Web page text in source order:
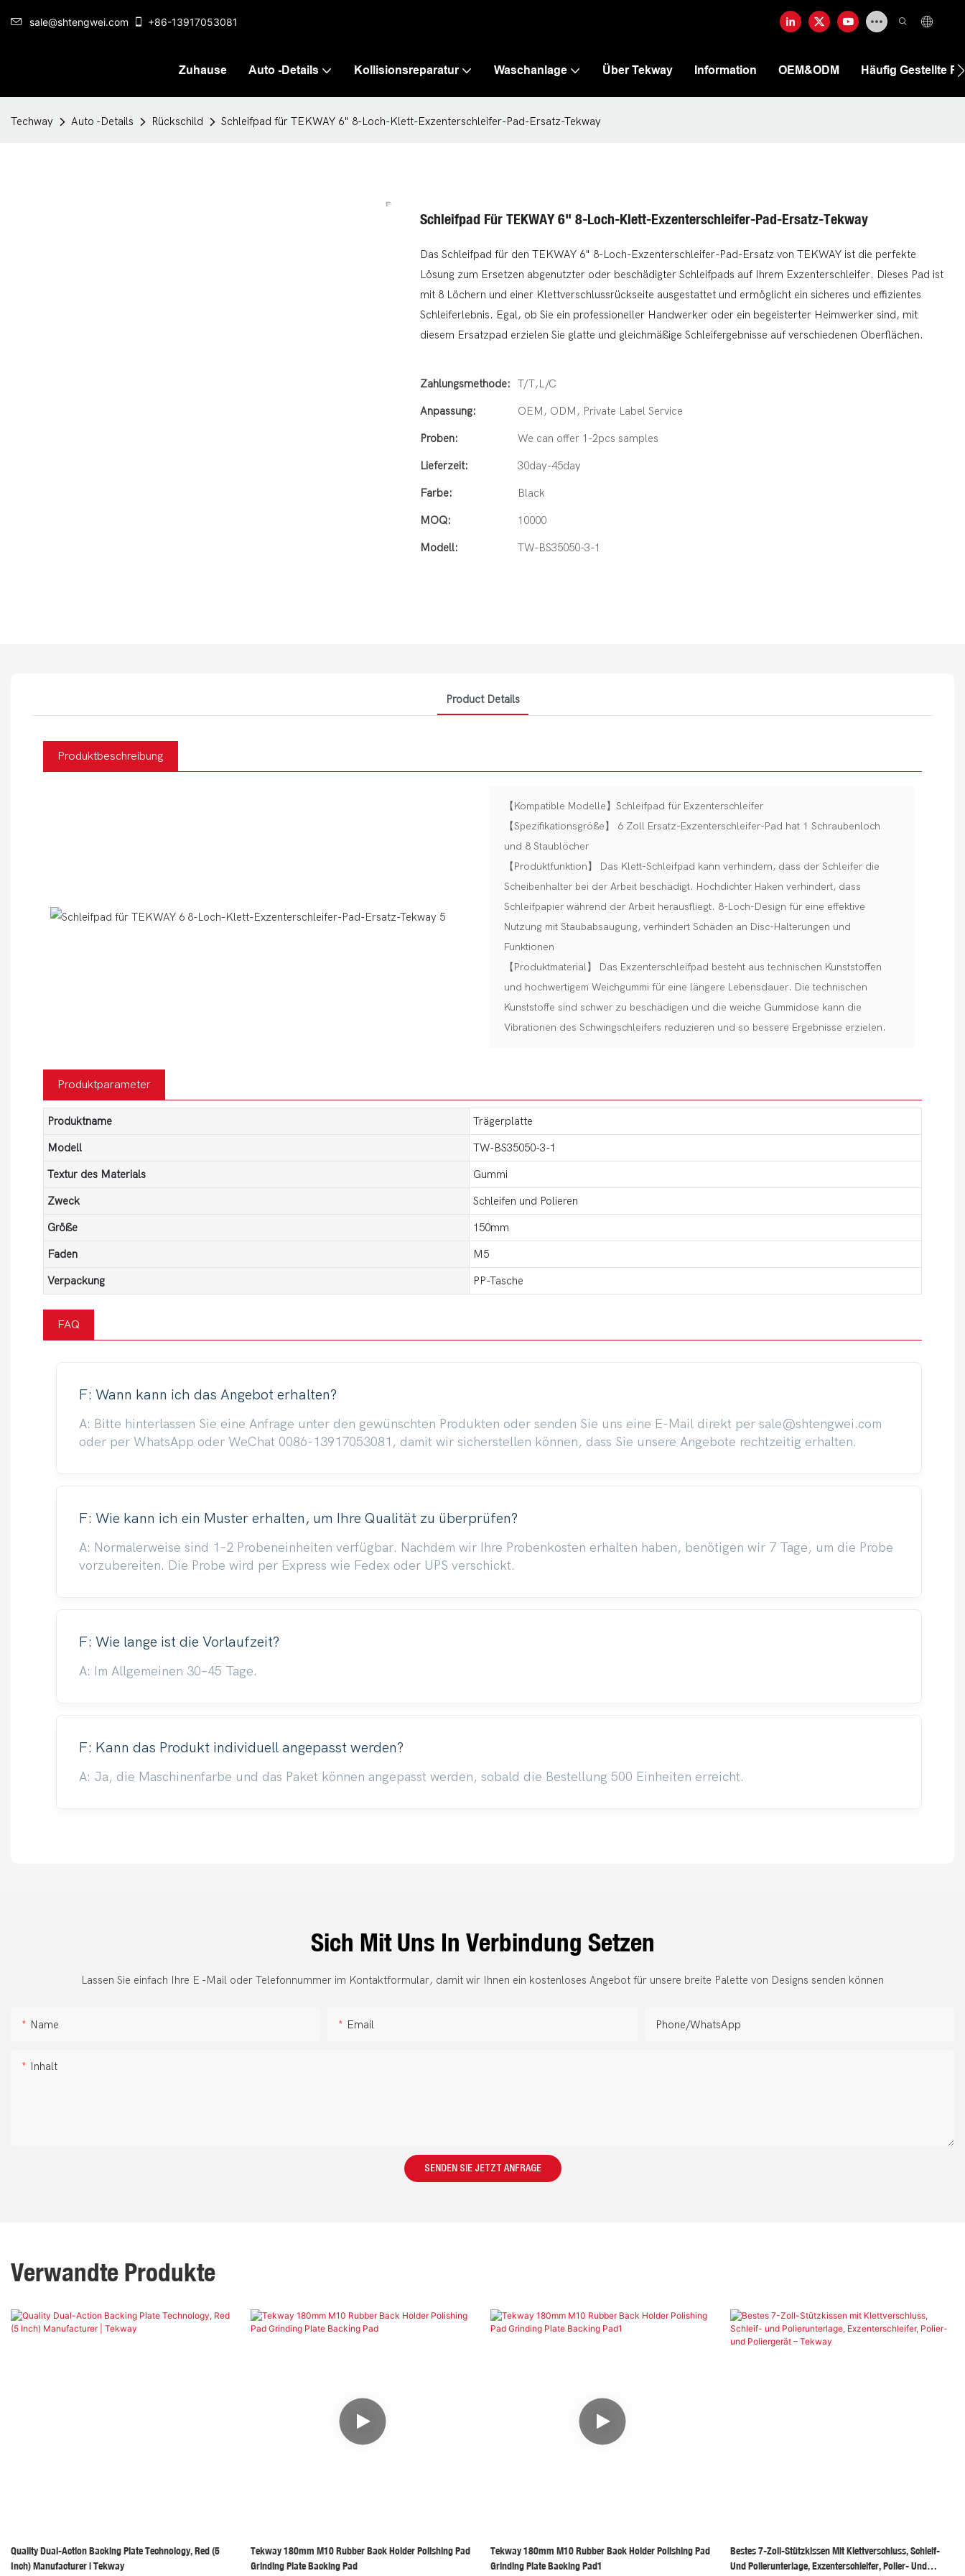
sale@shtengwei.com +86-13917053081
Zuhause Auto -Details Kollisionsreparatur Waschanlage Über Tekway Information OEM&ODM Häufig Gestellte
Techway Auto -Details Rückschild Schleifpad für TEKWAY 6" 8-Loch-Klett-Exzenterschleifer-Pad-Ersatz-Tekway
Schleifpad Für TEKWAY 6" 8-Loch-Klett-Exzenterschleifer-Pad-Ersatz-Tekway
Das Schleifpad für den TEKWAY 6" 8-Loch-Exzenterschleifer-Pad-Ersatz von TEKWAY ist die perfekte
Lösung zum Ersetzen abgenutzter oder beschädigter Schleifpads auf Ihrem Exzenterschleifer. Dieses Pad ist
mit 8 Löchern und einer Klettverschlussrückseite ausgestattet und ermöglicht ein sicheres und effizientes
Schleiferlebnis. Egal, ob Sie ein professioneller Handwerker oder ein begeisterter Heimwerker sind, mit
diesem Ersatzpad erzielen Sie glatte und gleichmäßige Schleifergebnisse auf verschiedenen Oberflächen.
Zahlungsmethode: T/T,L/C
Anpassung: OEM, ODM, Private Label Service
Proben: We can offer 1-2pcs samples
Lieferzeit: 30day-45day
Farbe: Black
MOQ: 10000
Modell: TW-BS35050-3-1
Product Details
Produktbeschreibung
【Kompatible Modelle】Schleifpad für Exzenterschleifer
【Spezifikationsgröße】 6 Zoll Ersatz-Exzenterschleifer-Pad hat 1 Schraubenloch
und 8 Staublöcher
【Produktfunktion】 Das Klett-Schleifpad kann verhindern, dass der Schleifer die
Scheibenhalter bei der Arbeit beschädigt. Hochdichter Haken verhindert, dass
Schleifpapier während der Arbeit herausfliegt. 8-Loch-Design für eine effektive
Nutzung mit Staubabsaugung, verhindert Schäden an Disc-Halterungen und
Funktionen
【Produktmaterial】 Das Exzenterschleifpad besteht aus technischen Kunststoffen
und hochwertigem Weichgummi für eine längere Lebensdauer. Die technischen
Kunststoffe sind schwer zu beschädigen und die weiche Gummidose kann die
Vibrationen des Schwingschleifers reduzieren und so bessere Ergebnisse erzielen.
Produktparameter
Produktname Trägerplatte
Modell TW-BS35050-3-1
Textur des Materials Gummi
Zweck Schleifen und Polieren
Größe 150mm
Faden M5
Verpackung PP-Tasche
FAQ
F: Wann kann ich das Angebot erhalten?
A: Bitte hinterlassen Sie eine Anfrage unter den gewünschten Produkten oder senden Sie uns eine E-Mail direkt per sale@shtengwei.com
oder per WhatsApp oder WeChat 0086-13917053081, damit wir sicherstellen können, dass Sie unsere Angebote rechtzeitig erhalten.
F: Wie kann ich ein Muster erhalten, um Ihre Qualität zu überprüfen?
A: Normalerweise sind 1–2 Probeneinheiten verfügbar. Nachdem wir Ihre Probenkosten erhalten haben, benötigen wir 7 Tage, um die Probe
vorzubereiten. Die Probe wird per Express wie Fedex oder UPS verschickt.
F: Wie lange ist die Vorlaufzeit?
A: Im Allgemeinen 30–45 Tage.
F: Kann das Produkt individuell angepasst werden?
A: Ja, die Maschinenfarbe und das Paket können angepasst werden, sobald die Bestellung 500 Einheiten erreicht.
Sich Mit Uns In Verbindung Setzen
Lassen Sie einfach Ihre E -Mail oder Telefonnummer im Kontaktformular, damit wir Ihnen ein kostenloses Angebot für unsere breite Palette von Designs senden können
Name Email Phone/whatsApp
Inhalt
SENDEN SIE JETZT ANFRAGE
Verwandte Produkte
Quality Dual-Action Backing Plate Technology, Red (5
Inch) Manufacturer | Tekway
Tekway 180mm M10 Rubber Back Holder Polishing Pad
Grinding Plate Backing Pad
Tekway 180mm M10 Rubber Back Holder Polishing Pad
Grinding Plate Backing Pad1
Bestes 7-Zoll-Stützkissen Mit Klettverschluss, Schleif-
Und Polierunterlage, Exzenterschleifer, Polier- Und